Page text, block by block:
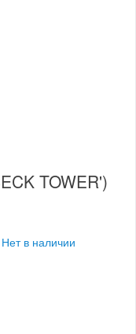
TOWER')
Нет в наличии